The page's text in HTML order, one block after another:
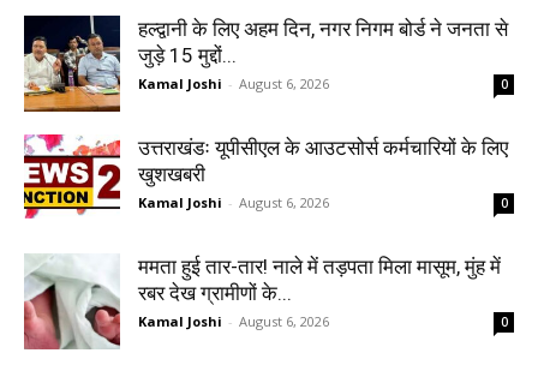
हल्द्वानी के लिए अहम दिन, नगर निगम बोर्ड ने जनता से
जुड़े 15 मुद्दों...
Kamal Joshi - August 6, 2026 0
उत्तराखंडः यूपीसीएल के आउटसोर्स कर्मचारियों के लिए
खुशखबरी
Kamal Joshi - August 6, 2026 0
ममता हुई तार-तार! नाले में तड़पता मिला मासूम, मुंह में
रबर देख ग्रामीणों के...
Kamal Joshi - August 6, 2026 0